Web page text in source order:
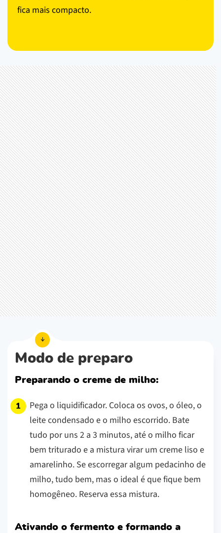
fica mais compacto.
Modo de preparo
Preparando o creme de milho:
Pega o liquidificador. Coloca os ovos, o óleo, o
leite condensado e o milho escorrido. Bate
tudo por uns 2 a 3 minutos, até o milho ficar
bem triturado e a mistura virar um creme liso e
amarelinho. Se escorregar algum pedacinho de
milho, tudo bem, mas o ideal é que fique bem
homogêneo. Reserva essa mistura.
Ativando o fermento e formando a